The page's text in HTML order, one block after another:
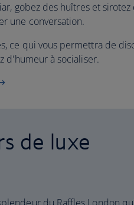
gobez des huîtres et sirotez
une conversation.
ce qui vous permettra de
d'humeur à socialiser.
de luxe